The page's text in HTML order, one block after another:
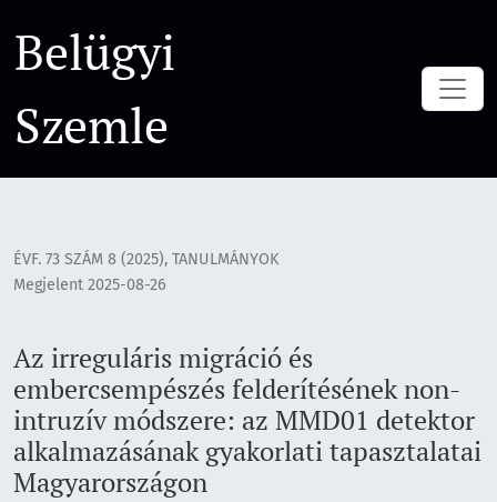
Belügyi
Szemle
ÉVF. 73 SZÁM 8 (2025), TANULMÁNYOK
Az irreguláris migráció és
embercsempészés felderítésének non-
intruzív módszere: az MMD01 detektor
alkalmazásának gyakorlati tapasztalatai
Magyarországon
Megjelent 2025-08-26